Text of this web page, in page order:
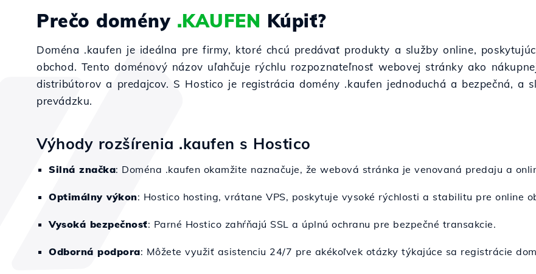
Prečo domény .KAUFEN Kúpiť?
Doména .kaufen je ideálna pre firmy, ktoré chcú predávať produkty a služby online,
obchod. Tento doménový názov uľahčuje rýchlu rozpoznateľnosť webovej stránky ako
distribútorov a predajcov. S Hostico je registrácia domény .kaufen jednoduchá a bezpečná, a
prevádzku.
Výhody rozšírenia .kaufen s Hostico
Silná značka: Doména .kaufen okamžite naznačuje, že webová stránka je venovaná predaju a
Optimálny výkon: Hostico hosting, vrátane VPS, poskytuje vysoké rýchlosti a stabilitu pre online
Vysoká bezpečnosť: Parné Hostico zahŕňajú SSL a úplnú ochranu pre bezpečné transakcie.
Odborná podpora: Môžete využiť asistenciu 24/7 pre akékoľvek otázky týkajúce sa registrácie